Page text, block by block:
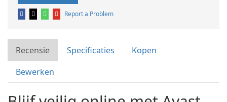
Report a Problem
Recensie Specificaties
Kopen
Bewerken